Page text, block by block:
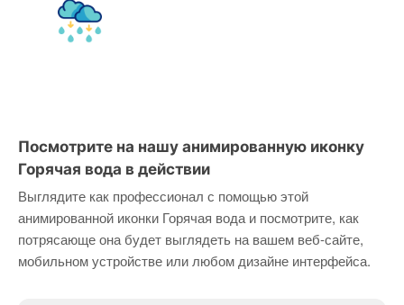
Посмотрите на нашу анимированную иконку
Горячая вода в действии
Выглядите как профессионал с помощью этой
анимированной иконки Горячая вода и посмотрите, как
потрясающе она будет выглядеть на вашем веб-сайте,
мобильном устройстве или любом дизайне интерфейса.